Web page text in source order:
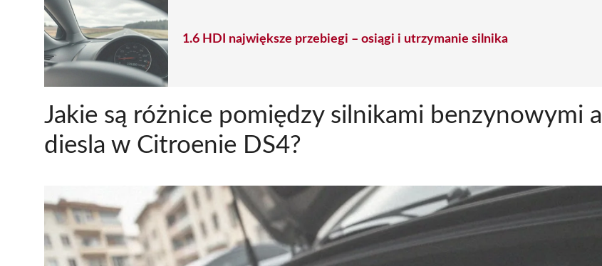
1.6 HDI największe przebiegi – osiągi i utrzymanie silnika
Jakie są różnice pomiędzy silnikami benzynowymi a
diesla w Citroenie DS4?